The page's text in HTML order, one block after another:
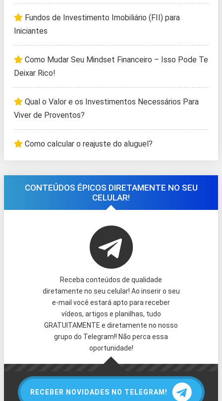
Fundos de Investimento Imobiliário (FII) para
Iniciantes
Como Mudar Seu Mindset Financeiro – Isso Pode Te
Deixar Rico!
Qual o Valor e os Investimentos Necessários Para
Viver de Proventos?
Como calcular o reajuste do aluguel?
CONTEÚDOS ÉPICOS DIRETAMENTE NO SEU
CELULAR!
Receba conteúdos de qualidade
diretamente no seu celular! Ao inserir o seu
e-mail você estará apto para receber
vídeos, artigos e planilhas, tudo
GRATUITAMENTE e diretamente no nosso
grupo do Telegram!! Não perca essa
oportunidade!
RECEBER NOVIDADES NO TELEGRAM!